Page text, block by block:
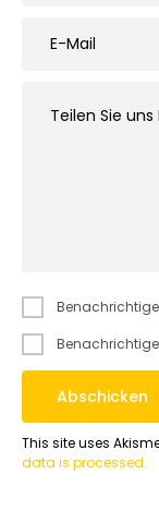
This site uses
data is processed.